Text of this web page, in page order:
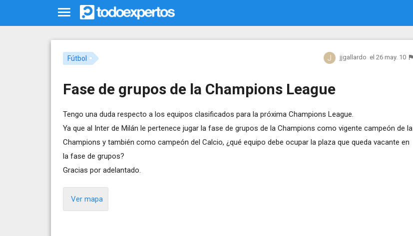
Fútbol jjgallardo el 26 may. 10
Fase de grupos de la Champions League
Tengo una duda respecto a los equipos clasificados para la próxima Champions League.
Ya que al Inter de Milán le pertenece jugar la fase de grupos de la Champions como vigente campeón de la
Champions y también como campeón del Calcio, ¿qué equipo debe ocupar la plaza que queda vacante en
la fase de grupos?
Gracias por adelantado.
Ver mapa